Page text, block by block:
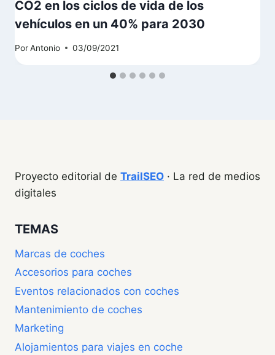
CO2 en los ciclos de vida de los
vehículos en un 40% para 2030
PorAntonio 03/09/2021
Proyecto editorial de TrailSEO · La red de medios
digitales
TEMAS
Marcas de coches
Accesorios para coches
Eventos relacionados con coches
Mantenimiento de coches
Marketing
Alojamientos para viajes en coche